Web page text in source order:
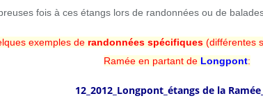
fois à ces étangs lors de randonnées ou de
exemples de randonnées spécifiques(différentes
Ramée en partant de Longpont:
12_2012_Longpont_étangs de la